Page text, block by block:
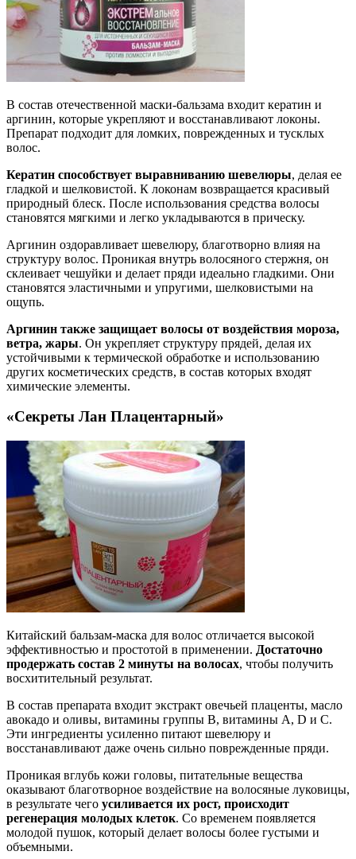
В состав отечественной маски-бальзама входит кератин и
аргинин, которые укрепляют и восстанавливают локоны.
Препарат подходит для ломких, поврежденных и тусклых
волос.
Кератин способствует выравниванию шевелюры, делая ее
гладкой и шелковистой. К локонам возвращается красивый
природный блеск. После использования средства волосы
становятся мягкими и легко укладываются в прическу.
Аргинин оздоравливает шевелюру, благотворно влияя на
структуру волос. Проникая внутрь волосяного стержня, он
склеивает чешуйки и делает пряди идеально гладкими. Они
становятся эластичными и упругими, шелковистыми на
ощупь.
Аргинин также защищает волосы от воздействия мороза,
ветра, жары. Он укрепляет структуру прядей, делая их
устойчивыми к термической обработке и использованию
других косметических средств, в состав которых входят
химические элементы.
«Секреты Лан Плацентарный»
Китайский бальзам-маска для волос отличается высокой
эффективностью и простотой в применении. Достаточно
продержать состав 2 минуты на волосах, чтобы получить
восхитительный результат.
В состав препарата входит экстракт овечьей плаценты, масло
авокадо и оливы, витамины группы В, витамины А, D и С.
Эти ингредиенты усиленно питают шевелюру и
восстанавливают даже очень сильно поврежденные пряди.
Проникая вглубь кожи головы, питательные вещества
оказывают благотворное воздействие на волосяные луковицы,
в результате чего усиливается их рост, происходит
регенерация молодых клеток. Со временем появляется
молодой пушок, который делает волосы более густыми и
объемными.